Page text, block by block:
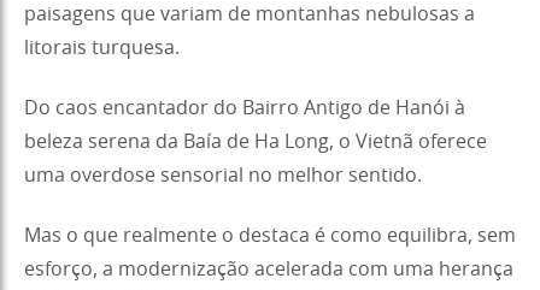
paisagens que variam de montanhas nebulosas a
litorais turquesa.
Do caos encantador do Bairro Antigo de Hanói à
beleza serena da Baía de Ha Long, o Vietnã oferece
uma overdose sensorial no melhor sentido.
Mas o que realmente o destaca é como equilibra, sem
esforço, a modernização acelerada com uma herança